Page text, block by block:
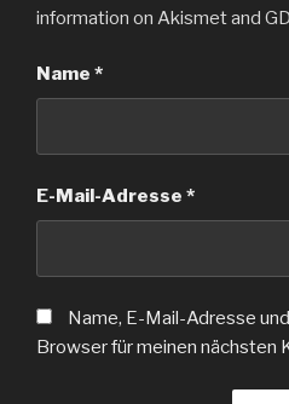
information on Akismet and
Name *
E-Mail-Adresse *
Name, E-Mail-Adresse
Browser für meinen nächsten